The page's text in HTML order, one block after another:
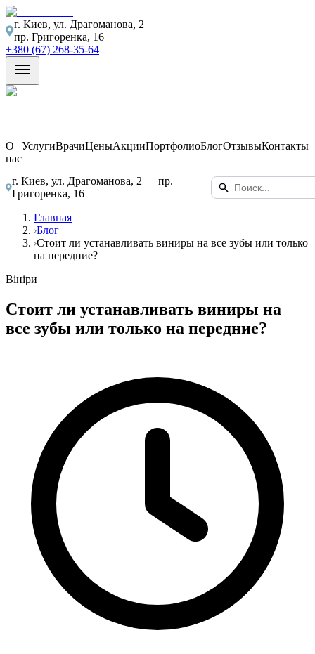
г. Киев, ул. Драгоманова, 2
пр. Григоренка, 16
+380 (67) 268-35-64
О
нас
УслугиВрачиЦеныАкцииПортфолиоБлогОтзывыКонтакты
г. Киев, ул. Драгоманова, 2 |
пр.
Григоренка, 16
Главная
Блог
Стоит ли устанавливать виниры на все зубы или только
на передние?
Вініри
Стоит ли устанавливать виниры на
все зубы или только на передние?